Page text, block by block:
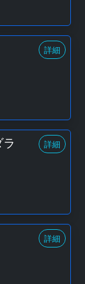
詳細
詳細
詳細